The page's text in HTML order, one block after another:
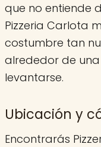
que no entiende
Pizzeria Carlota
costumbre tan
alrededor de
levantarse.
Ubicación y
Encontrarás